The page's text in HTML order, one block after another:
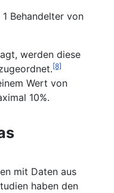
Behandelter von
werden diese
[8]
Wert von
10%.
mit Daten aus
haben den